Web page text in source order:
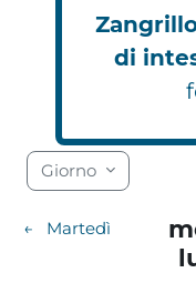
di
Blocchi
Blocchi
Blocchi
Blocchi
Blocchi
Blocchi
Blocchi
Blocchi
Blocchi
Blocchi
Blocchi
Blocchi
Blocchi
Blocchi
Blocchi
Blocchi
Blocchi
Blocchi
Giorno
← Martedì